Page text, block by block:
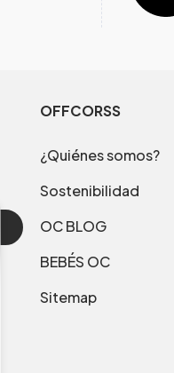
OFFCORSS
¿Quiénes somos?
Sostenibilidad
OC BLOG
BEBÉS OC
Sitemap